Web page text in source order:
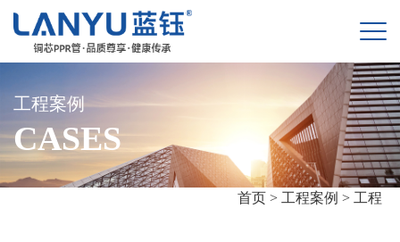
工程案例
CASES
首页 > 工程案例 > 工程